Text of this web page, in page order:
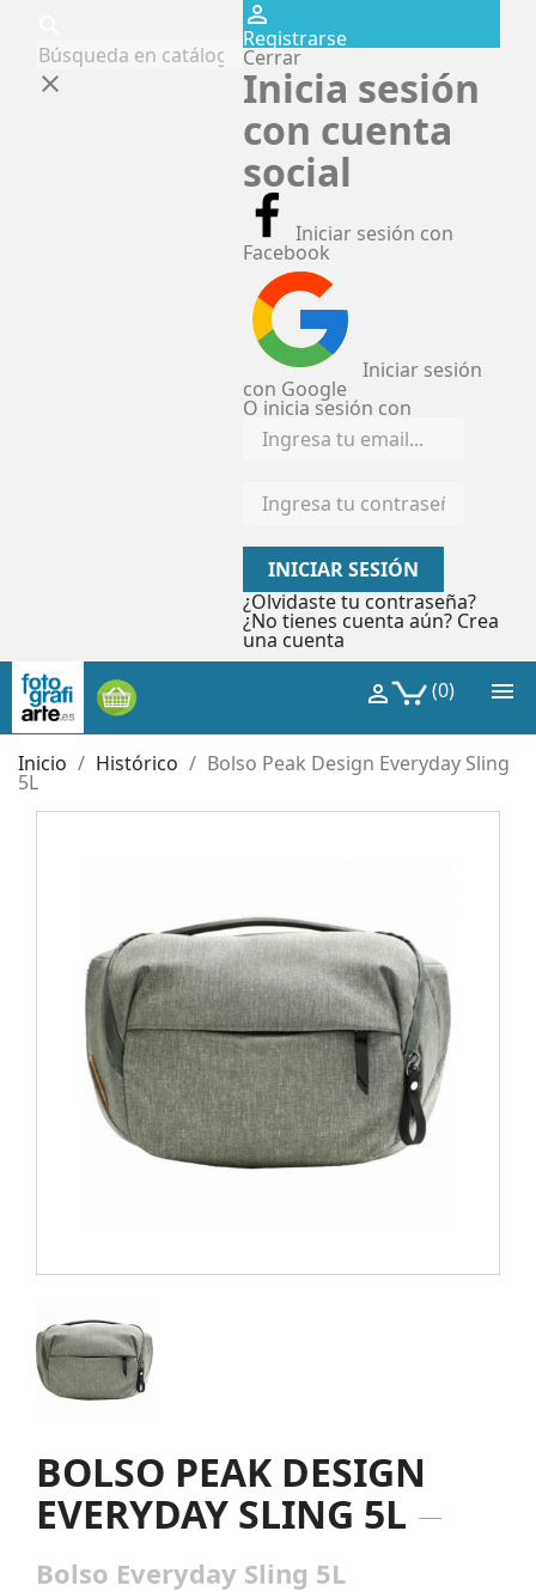
clear
perm_identity
Registrarse
Cerrar
Inicia sesión
con cuenta
social
Iniciar sesión con
Facebook
Iniciar sesión
con Google
O inicia sesión con
INICIAR SESIÓN
¿Olvidaste tu contraseña?
¿No tienes cuenta aún? Crea
una cuenta

(0)

Inicio Histórico Bolso Peak Design Everyday Sling
5L
BOLSO PEAK DESIGN
EVERYDAY SLING 5L
Bolso Everyday Sling 5L